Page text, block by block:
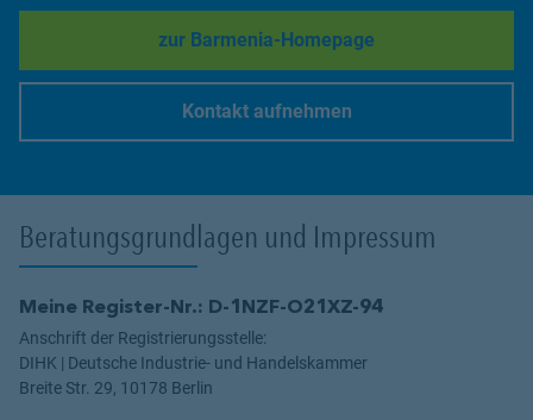
zur Barmenia-Homepage
Link Opens in New Tab
Kontakt aufnehmen
Beratungsgrundlagen und Impressum
Meine Register-Nr.: D-1NZF-O21XZ-94
Anschrift der Registrierungsstelle:
DIHK | Deutsche Industrie- und Handelskammer
Breite Str. 29, 10178 Berlin